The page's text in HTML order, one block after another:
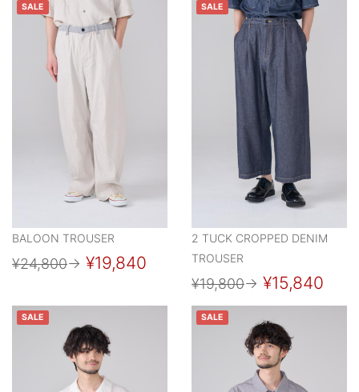
SALE
BALOON TROUSER
¥24,800→ ¥19,840
SALE
2 TUCK CROPPED DENIM
TROUSER
¥19,800→ ¥15,840
SALE SALE